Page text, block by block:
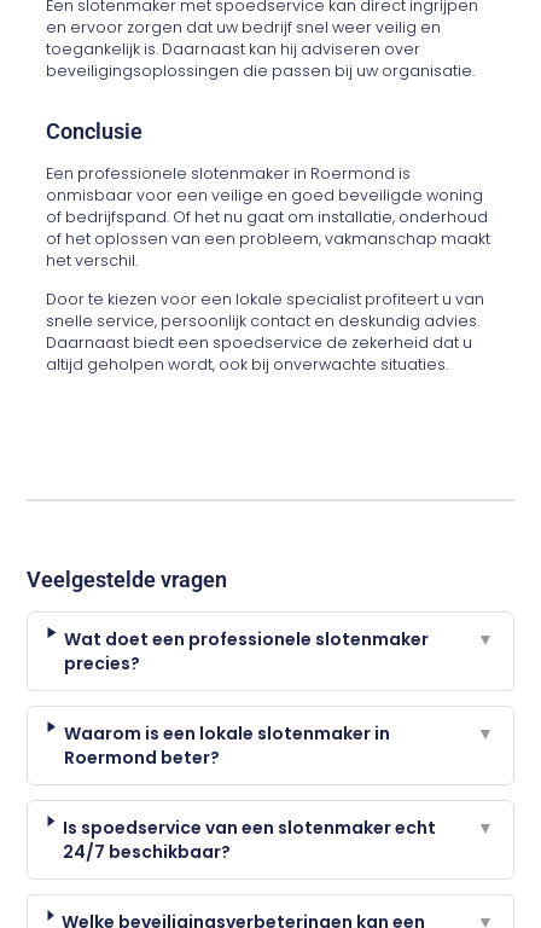
Een slotenmaker met spoedservice kan direct ingrijpen
en ervoor zorgen dat uw bedrijf snel weer veilig en
toegankelijk is. Daarnaast kan hij adviseren over
beveiligingsoplossingen die passen bij uw organisatie.
Conclusie
Een professionele slotenmaker in Roermond is
onmisbaar voor een veilige en goed beveiligde woning
of bedrijfspand. Of het nu gaat om installatie, onderhoud
of het oplossen van een probleem, vakmanschap maakt
het verschil.
Door te kiezen voor een lokale specialist profiteert u van
snelle service, persoonlijk contact en deskundig advies.
Daarnaast biedt een spoedservice de zekerheid dat u
altijd geholpen wordt, ook bij onverwachte situaties.
Veelgestelde vragen
Wat doet een professionele slotenmaker
precies?
▼
Waarom is een lokale slotenmaker in
Roermond beter?
▼
Is spoedservice van een slotenmaker echt
24/7 beschikbaar?
▼
Welke beveiligingsverbeteringen kan een
▼